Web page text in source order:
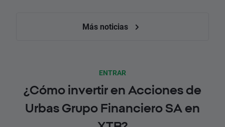
Más noticias
ENTRAR
¿Cómo invertir en Acciones de
Urbas Grupo Financiero SA en